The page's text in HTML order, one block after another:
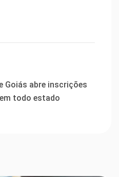
Goiás abre inscrições
todo estado